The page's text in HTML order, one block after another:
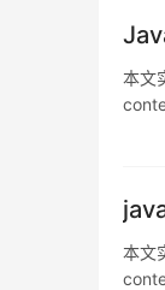
本文
本文